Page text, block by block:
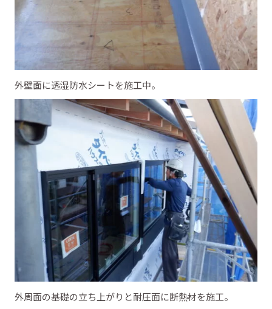
外壁面に透湿防水シートを施工中。
外周面の基礎の立ち上がりと耐圧面に断熱材を施工。